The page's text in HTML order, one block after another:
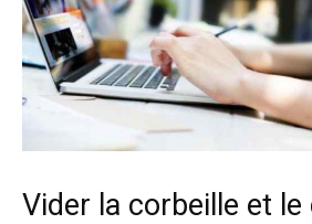
Vider la corbeille et le